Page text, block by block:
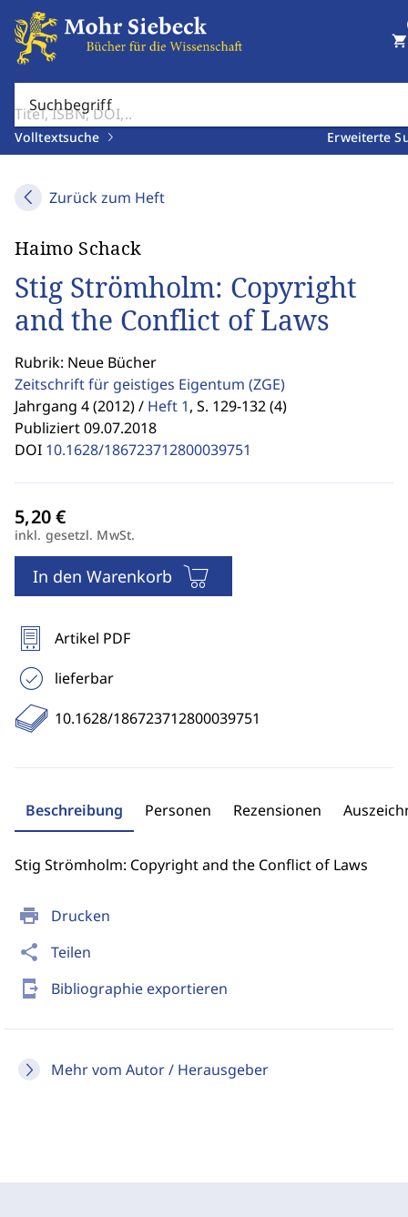
Suchbegriff
Volltextsuche Erweiterte
shopping_cart
Zurück zum Heft
print Drucken
share Teilen
send_to_mobile Bibliographie exportieren
Mehr vom Autor / Herausgeber
Haimo Schack
Stig Strömholm: Copyright
and the Conflict of Laws
Rubrik: Neue Bücher
Zeitschrift für geistiges Eigentum (ZGE)
Jahrgang 4 (2012) / Heft 1, S. 129-132 (4)
Publiziert 09.07.2018
DOI 10.1628/186723712800039751
inkl. gesetzl. MwSt.
In den Warenkorb
Artikel PDF
lieferbar
10.1628/186723712800039751
Beschreibung Personen Rezensionen
Stig Strömholm: Copyright and the Conflict of Laws